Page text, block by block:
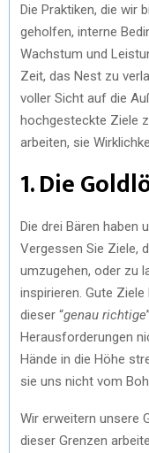
Die Praktiken, die wir
geholfen, interne
Wachstum und
Zeit, das Nest zu
voller Sicht auf die
hochgesteckte Ziele
arbeiten, sie
1. Die
Die drei Bären haben
Vergessen Sie Ziele,
umzugehen, oder zu
inspirieren. Gute
dieser “genau richtige
Herausforderungen
Hände in die Höhe
sie uns nicht vom
Wir erweitern unsere
dieser Grenzen